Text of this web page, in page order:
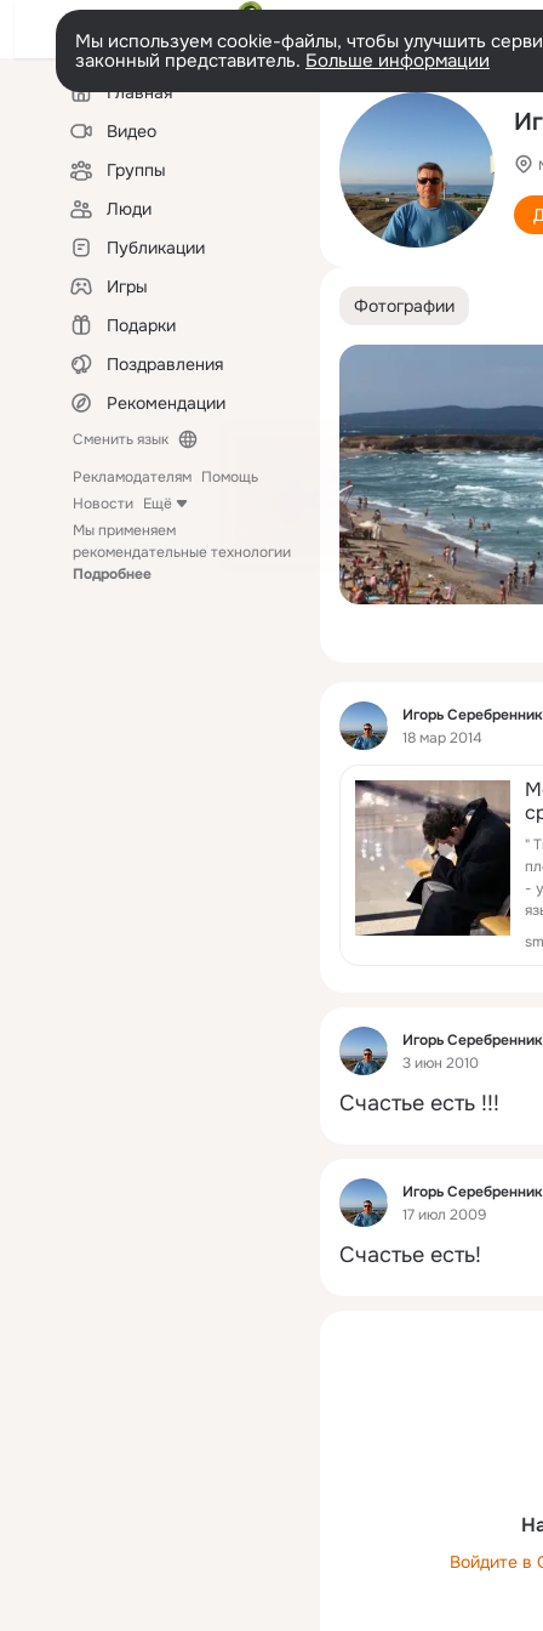
Мы используем cookie-файлы, чтобы улучшить
законный представитель. Больше информации
Левая
колонкаГлавная
Видео
Группы
Люди
Публикации
Игры
Подарки
Поздравления
Рекомендации
Сменить язык
Рекламодателям Помощь
Новости Ещё
Мы применяем
рекомендательные технологии
Подробнее
Фотографии
Фид
Игорь
18 мар 2014
"
-
Фид
Игорь
3 июн 2010
Счастье есть !!!
Фид
Игорь
17 июл 2009
Счастье есть!
Войдите в